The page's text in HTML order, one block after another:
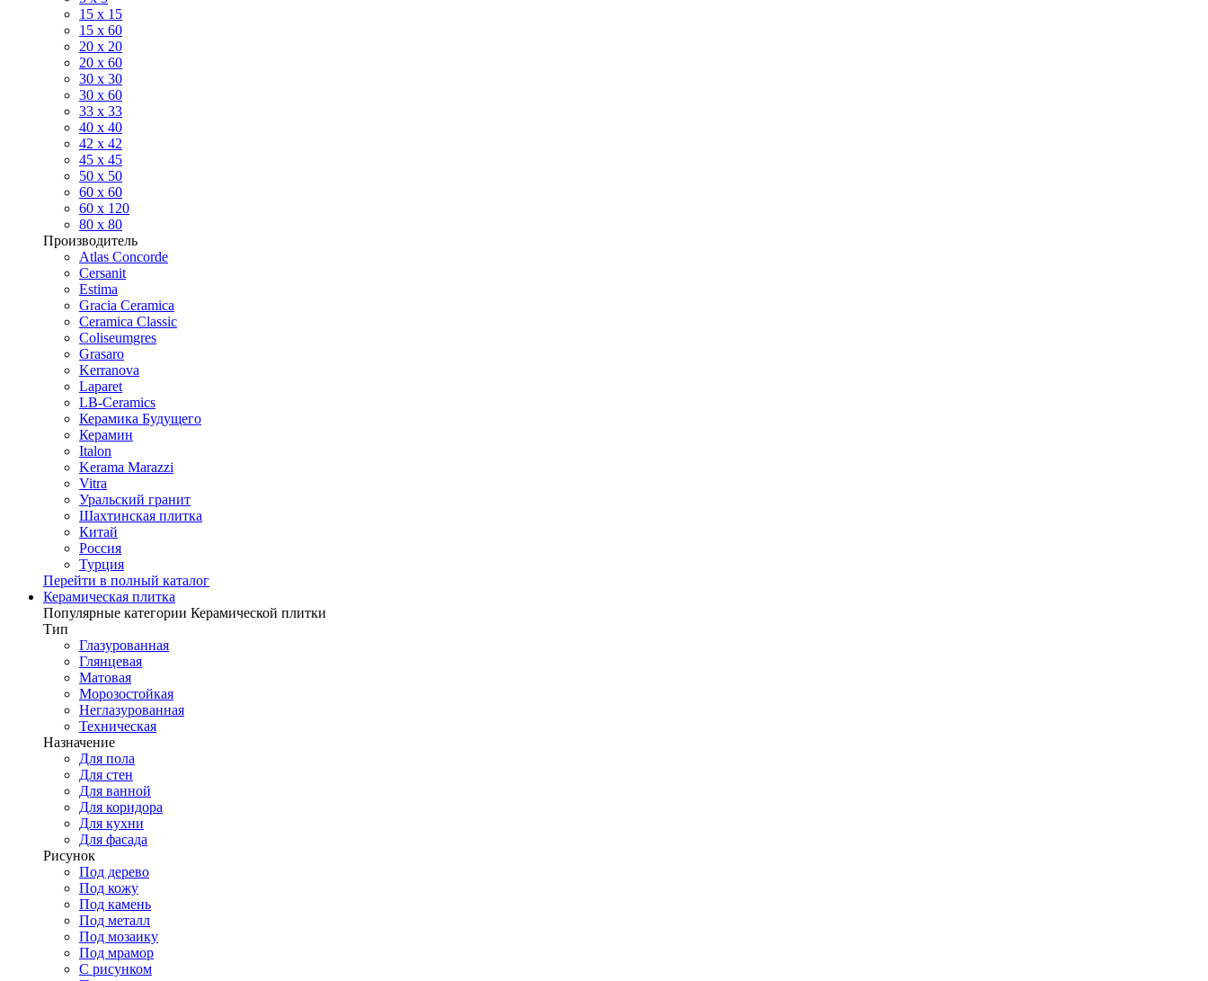
15 x 15
15 x 60
20 х 20
20 x 60
30 х 30
30 x 60
33 x 33
40 х 40
42 x 42
45 x 45
50 x 50
60 х 60
60 x 120
80 x 80
Производитель
Atlas Concorde
Cersanit
Estima
Gracia Ceramica
Ceramica Classic
Coliseumgres
Grasaro
Kerranova
Laparet
LB-Ceramics
Керамика Будущего
Керамин
Italon
Kerama Marazzi
Vitra
Уральский гранит
Шахтинская плитка
Китай
Россия
Турция
Перейти в полный каталог
Керамическая плитка
Популярные категории Керамической плитки
Тип
Глазурованная
Глянцевая
Матовая
Морозостойкая
Неглазурованная
Техническая
Назначение
Для пола
Для стен
Для ванной
Для коридора
Для кухни
Для фасада
Рисунок
Под дерево
Под кожу
Под камень
Под металл
Под мозаику
Под мрамор
С рисунком